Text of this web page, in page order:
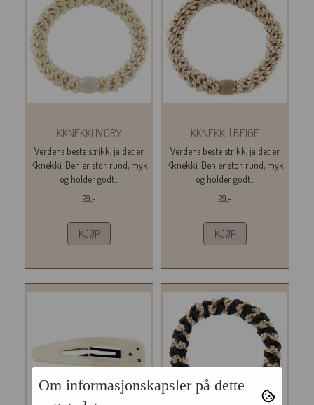
KKNEKKI IVORY
Verdens beste strikk, ja det er
Kknekki. Den er stor, rund, myk
og holder godt...
29,-
KJØP
KKNEKKI | BEIGE
Verdens beste strikk, ja det er
Kknekki. Den er stor, rund, myk
og holder godt...
29,-
KJØP
Om informasjonskapsler på dette